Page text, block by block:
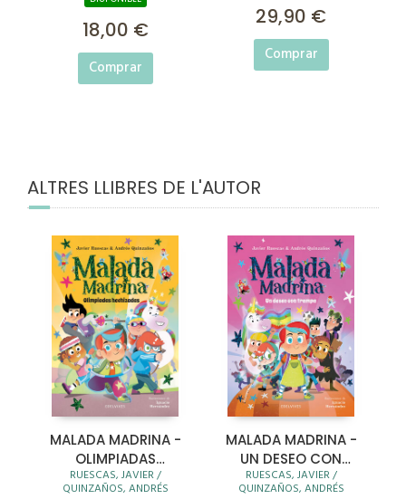
18,00 €
Comprar
29,90 €
Comprar
ALTRES LLIBRES DE L'AUTOR
MALADA MADRINA -
OLIMPIADAS
HECHIZADAS
RUESCAS, JAVIER /
QUINZAÑOS, ANDRÉS
MALADA MADRINA -
UN DESEO CON
TRAMPA
RUESCAS, JAVIER /
QUINZAÑOS, ANDRÉS